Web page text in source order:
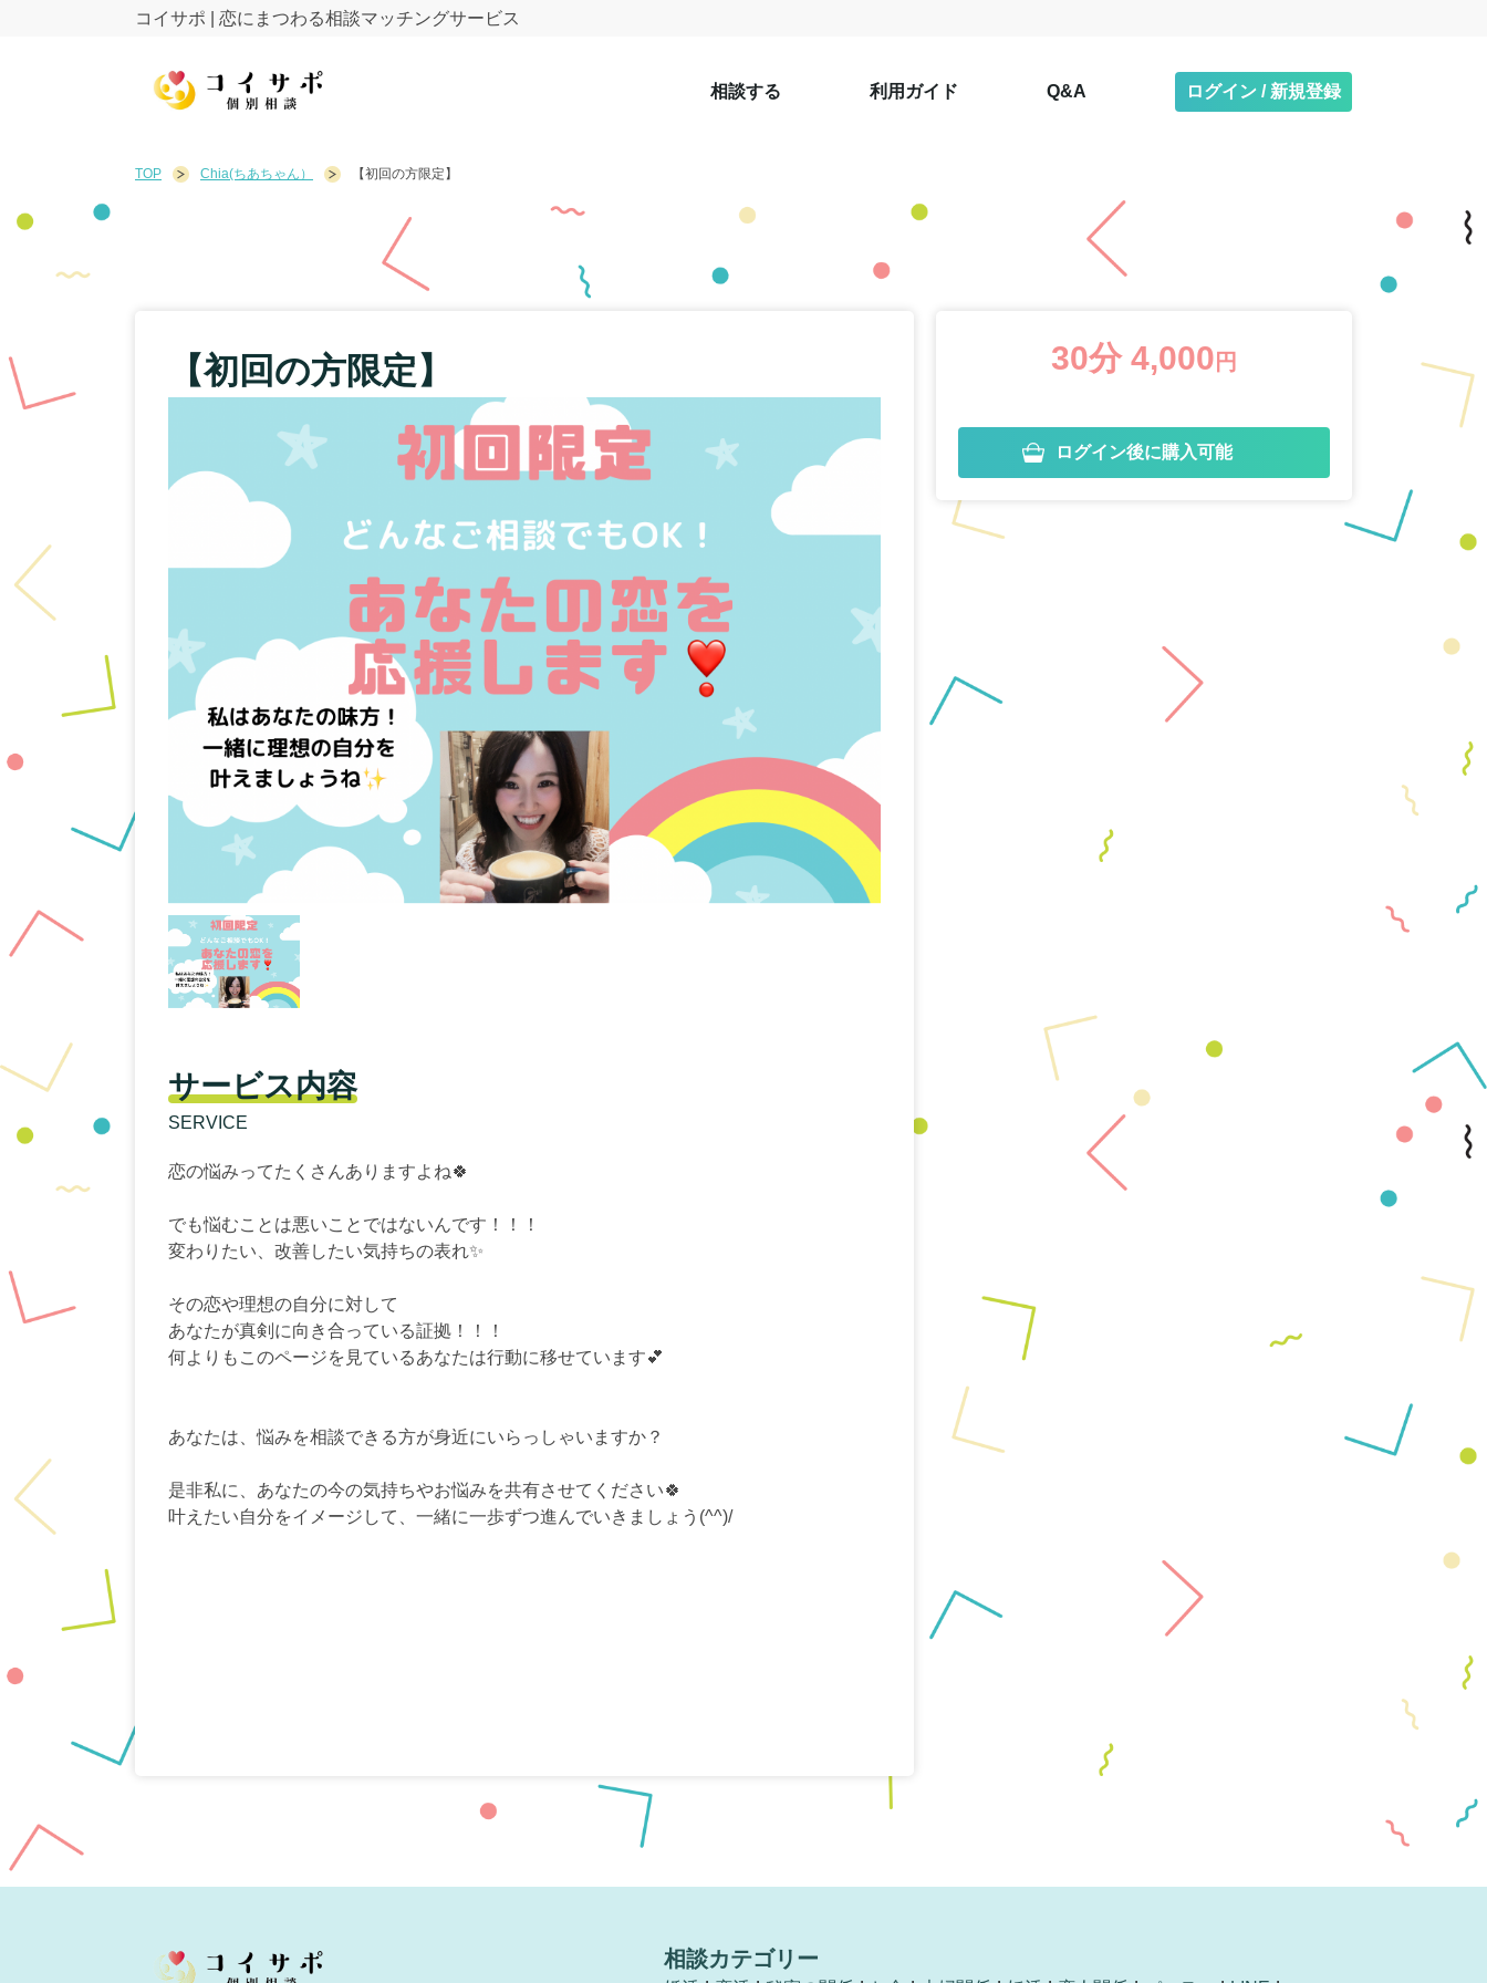
コイサポ | 恋にまつわる相談マッチングサービス
相談する 利用ガイド Q&A ログイン / 新規登録
TOP Chia(ちあちゃん） 【初回の方限定】
【初回の方限定】
サービス内容
SERVICE
恋の悩みってたくさんありますよね🍀
でも悩むことは悪いことではないんです！！！
変わりたい、改善したい気持ちの表れ✨
その恋や理想の自分に対して
あなたが真剣に向き合っている証拠！！！
何よりもこのページを見ているあなたは行動に移せています💕
あなたは、悩みを相談できる方が身近にいらっしゃいますか？
是非私に、あなたの今の気持ちやお悩みを共有させてください🍀
叶えたい自分をイメージして、一緒に一歩ずつ進んでいきましょう(^^)/
30分 4,000 円
ログイン後に購入可能
相談カテゴリー